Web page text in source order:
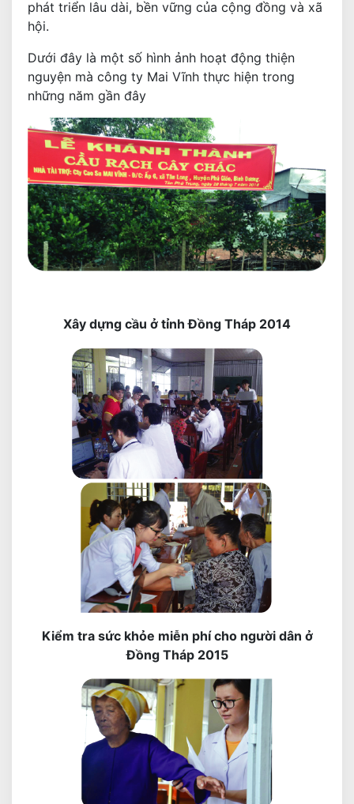
phát triển lâu dài, bền vững của cộng đồng và xã
hội.
Dưới đây là một số hình ảnh hoạt động thiện
nguyện mà công ty Mai Vĩnh thực hiện trong
những năm gần đây
Xây dựng cầu ở tỉnh Đồng Tháp 2014
Kiểm tra sức khỏe miễn phí cho người dân ở
Đồng Tháp 2015